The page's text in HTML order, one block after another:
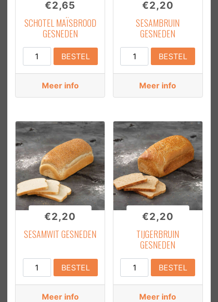
€2,65
SCHOTEL MAÏSBROOD
GESNEDEN
Schotel
Maïsbrood
Gesneden
aantal
BESTEL
Meer info
€2,20
SESAMBRUIN
GESNEDEN
Sesambruin
Gesneden
aantal
BESTEL
Meer info
€2,20
SESAMWIT GESNEDEN
Sesamwit
Gesneden
aantal
BESTEL
Meer info
€2,20
TIJGERBRUIN
GESNEDEN
Tijgerbruin
Gesneden
aantal
BESTEL
Meer info